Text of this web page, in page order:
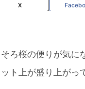
X
ろ桜の便りが気に
ト上が盛り上がっ